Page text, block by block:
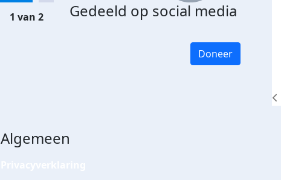
Gedeeld op social media
1 van 2
Doneer
Algemeen